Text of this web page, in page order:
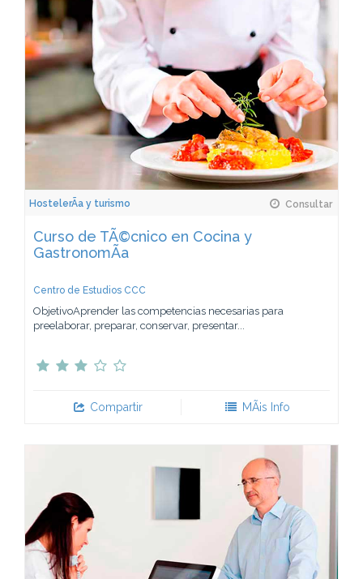
HostelerÃ­a y turismo Consultar
Curso de TÃ©cnico en Cocina y
GastronomÃ­a
Centro de Estudios CCC
ObjetivoAprender las competencias necesarias para
preelaborar, preparar, conservar, presentar...
Compartir MÃ¡s Info